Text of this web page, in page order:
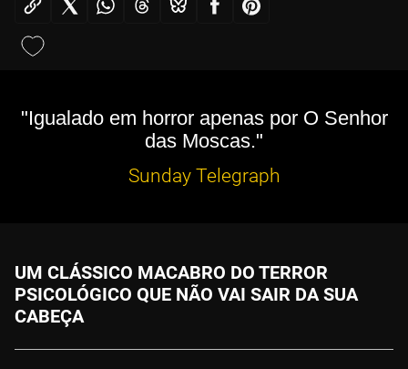
"Igualado em horror apenas por O Senhor
das Moscas."
Sunday Telegraph
UM CLÁSSICO MACABRO DO TERROR
PSICOLÓGICO QUE NÃO VAI SAIR DA SUA
CABEÇA